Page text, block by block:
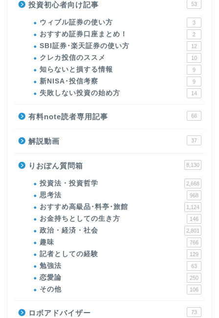
投資初心者向け記事 53
ウィブル証券の使い方 3
おすすめ証券口座まとめ！ 2
SBI証券･楽天証券の使い方 12
クレカ投信のススメ 10
知らないと損する情報 9
新NISA･投信考察 9
失敗しない投資の始め方 14
有料note読者専用記事 66
解説動画 37
りおぽん質問箱 8,130
投資法・投資哲学 2,668
思考法 968
おすすめ高級品･料亭･旅館 1,124
お金持ちとしての生き方 146
政治・経済・社会 2,801
趣味 766
記者としての経験 129
勉強法 63
恋愛論 250
その他 106
ロボアドバイザー 73